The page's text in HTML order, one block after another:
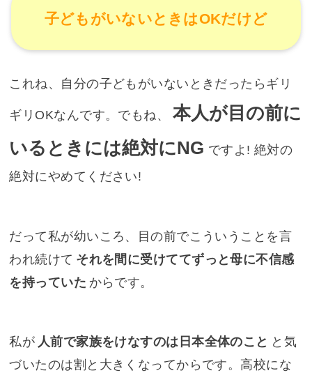
子どもがいないときはOKだけど
これね、自分の子どもがいないときだったらギリ
ギリOKなんです。でもね、
本人が目の前に
いるときには絶対にNG ですよ! 絶対の
絶対にやめてください!
だって私が幼いころ、目の前でこういうことを言
われ続けて それを間に受けててずっと母に不信感
を持っていた からです。
私が 人前で家族をけなすのは日本全体のこと と気
づいたのは割と大きくなってからです。高校にな